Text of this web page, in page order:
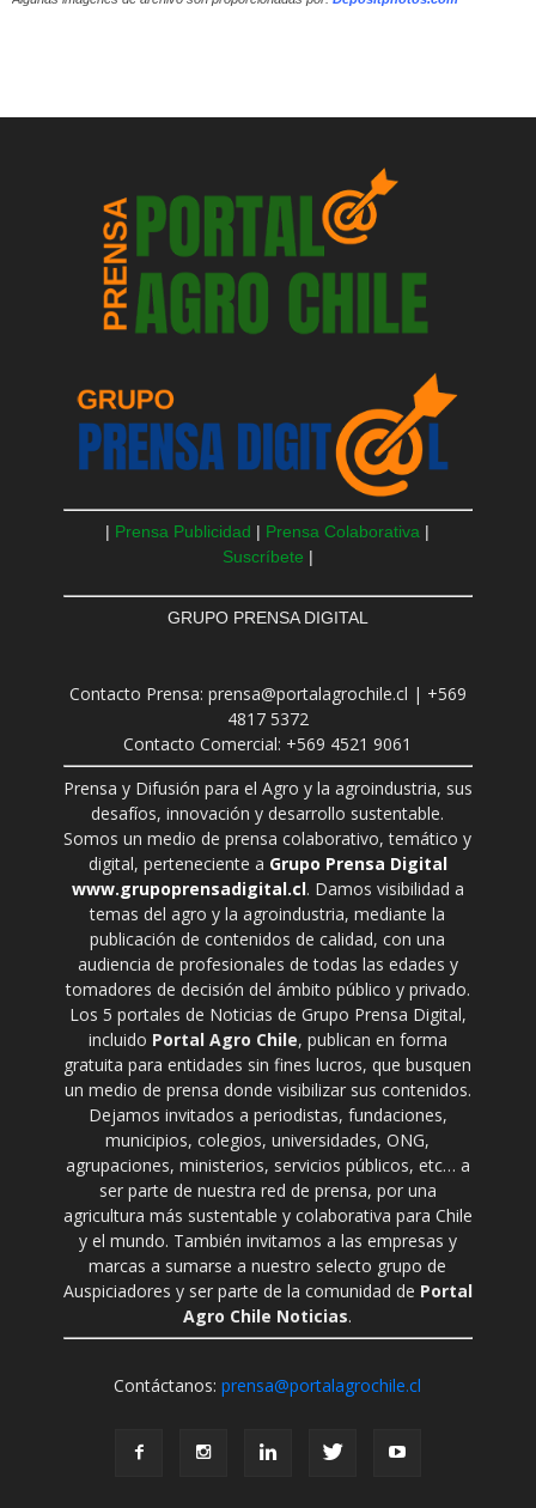
| Prensa Publicidad | Prensa Colaborativa |
Suscríbete |
GRUPO PRENSA DIGITAL
Contacto Prensa: prensa@portalagrochile.cl | +569
4817 5372
Contacto Comercial: +569 4521 9061
Prensa y Difusión para el Agro y la agroindustria, sus
desafíos, innovación y desarrollo sustentable.
Somos un medio de prensa colaborativo, temático y
digital, perteneciente a Grupo Prensa Digital
www.grupoprensadigital.cl. Damos visibilidad a
temas del agro y la agroindustria, mediante la
publicación de contenidos de calidad, con una
audiencia de profesionales de todas las edades y
tomadores de decisión del ámbito público y privado.
Los 5 portales de Noticias de Grupo Prensa Digital,
incluido Portal Agro Chile, publican en forma
gratuita para entidades sin fines lucros, que busquen
un medio de prensa donde visibilizar sus contenidos.
Dejamos invitados a periodistas, fundaciones,
municipios, colegios, universidades, ONG,
agrupaciones, ministerios, servicios públicos, etc… a
ser parte de nuestra red de prensa, por una
agricultura más sustentable y colaborativa para Chile
y el mundo. También invitamos a las empresas y
marcas a sumarse a nuestro selecto grupo de
Auspiciadores y ser parte de la comunidad de Portal
Agro Chile Noticias.
Contáctanos:prensa@portalagrochile.cl